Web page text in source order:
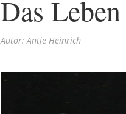
Das
Autor: Antje Heinrich